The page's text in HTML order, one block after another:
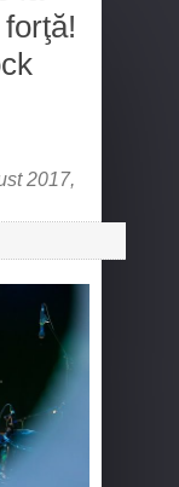
2017,